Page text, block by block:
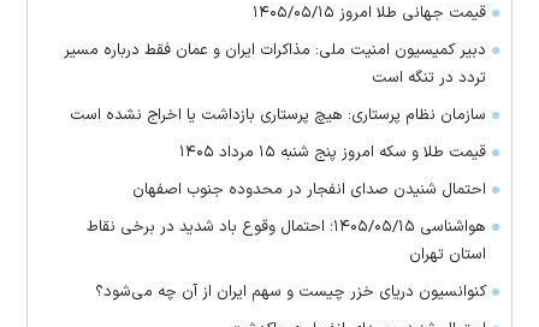
قیمت جهانی طلا امروز ۱۴۰۵/۰۵/۱۵
دبیر کمیسیون امنیت ملی: مذاکرات ایران و عمان فقط درباره مسیر
تردد در تنگه است
سازمان نظام پرستاری: هیچ پرستاری بازداشت یا اخراج نشده است
قیمت طلا و سکه امروز پنج شنبه ۱۵ مرداد ۱۴۰۵
احتمال شنیدن صدای انفجار در محدوده جنوب اصفهان
هواشناسی ۱۴۰۵/۰۵/۱۵؛ احتمال وقوع باد شدید در برخی نقاط
استان تهران
کنوانسیون دریای خزر چیست و سهم ایران از آن چه می‌شود؟